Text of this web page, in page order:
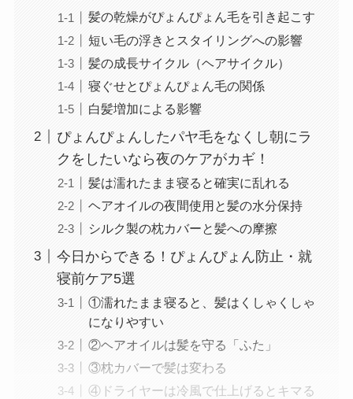
髪の乾燥がぴょんぴょん毛を引き起こす
短い毛の浮きとスタイリングへの影響
髪の成長サイクル（ヘアサイクル）
寝ぐせとぴょんぴょん毛の関係
白髪増加による影響
ぴょんぴょんしたパヤ毛をなくし朝にラ
クをしたいなら夜のケアがカギ！
髪は濡れたまま寝ると確実に乱れる
ヘアオイルの夜間使用と髪の水分保持
シルク製の枕カバーと髪への摩擦
今日からできる！ぴょんぴょん防止・就
寝前ケア5選
①濡れたまま寝ると、髪はくしゃくしゃ
になりやすい
②ヘアオイルは髪を守る「ふた」
③枕カバーで髪は変わる
④ドライヤーは冷風で仕上げるとキマる